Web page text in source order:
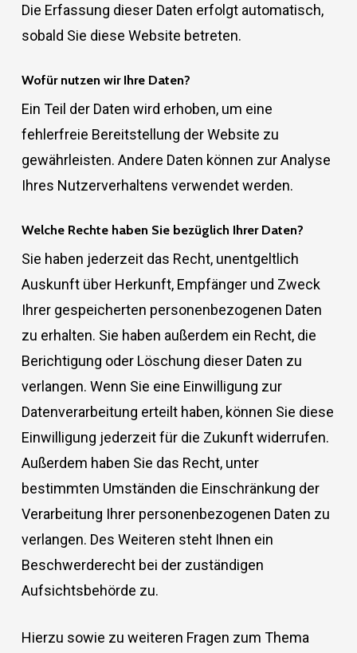
Die Erfassung dieser Daten erfolgt automatisch,
sobald Sie diese Website betreten.
Wofür nutzen wir Ihre Daten?
Ein Teil der Daten wird erhoben, um eine
fehlerfreie Bereitstellung der Website zu
gewährleisten. Andere Daten können zur Analyse
Ihres Nutzerverhaltens verwendet werden.
Welche Rechte haben Sie bezüglich Ihrer Daten?
Sie haben jederzeit das Recht, unentgeltlich
Auskunft über Herkunft, Empfänger und Zweck
Ihrer gespeicherten personenbezogenen Daten
zu erhalten. Sie haben außerdem ein Recht, die
Berichtigung oder Löschung dieser Daten zu
verlangen. Wenn Sie eine Einwilligung zur
Datenverarbeitung erteilt haben, können Sie diese
Einwilligung jederzeit für die Zukunft widerrufen.
Außerdem haben Sie das Recht, unter
bestimmten Umständen die Einschränkung der
Verarbeitung Ihrer personenbezogenen Daten zu
verlangen. Des Weiteren steht Ihnen ein
Beschwerderecht bei der zuständigen
Aufsichtsbehörde zu.
Hierzu sowie zu weiteren Fragen zum Thema